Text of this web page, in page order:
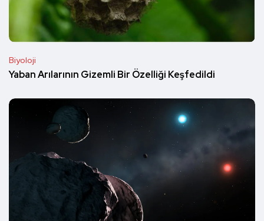
Biyoloji
Yaban Arılarının Gizemli Bir Özelliği Keşfedildi